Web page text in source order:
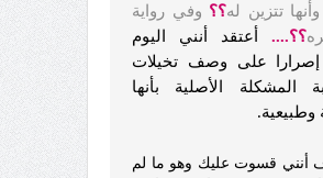
وأنها تتزين له؟؟ وفي رواية
؟؟....
أعتقد أنني اليوم
إصرارا على وصف تخيلات
المشكلة الأصلية بأنها
وطبيعية.
أنني قسوت عليك وهو ما لم